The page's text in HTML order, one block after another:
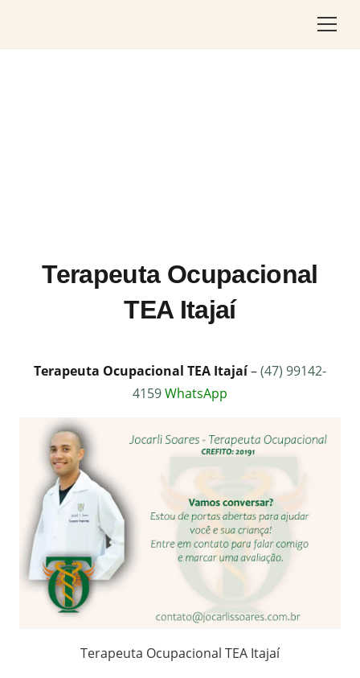
Terapeuta Ocupacional
TEA Itajaí
Terapeuta Ocupacional TEA Itajaí–(47) 99142-
4159WhatsApp
Terapeuta Ocupacional TEA Itajaí